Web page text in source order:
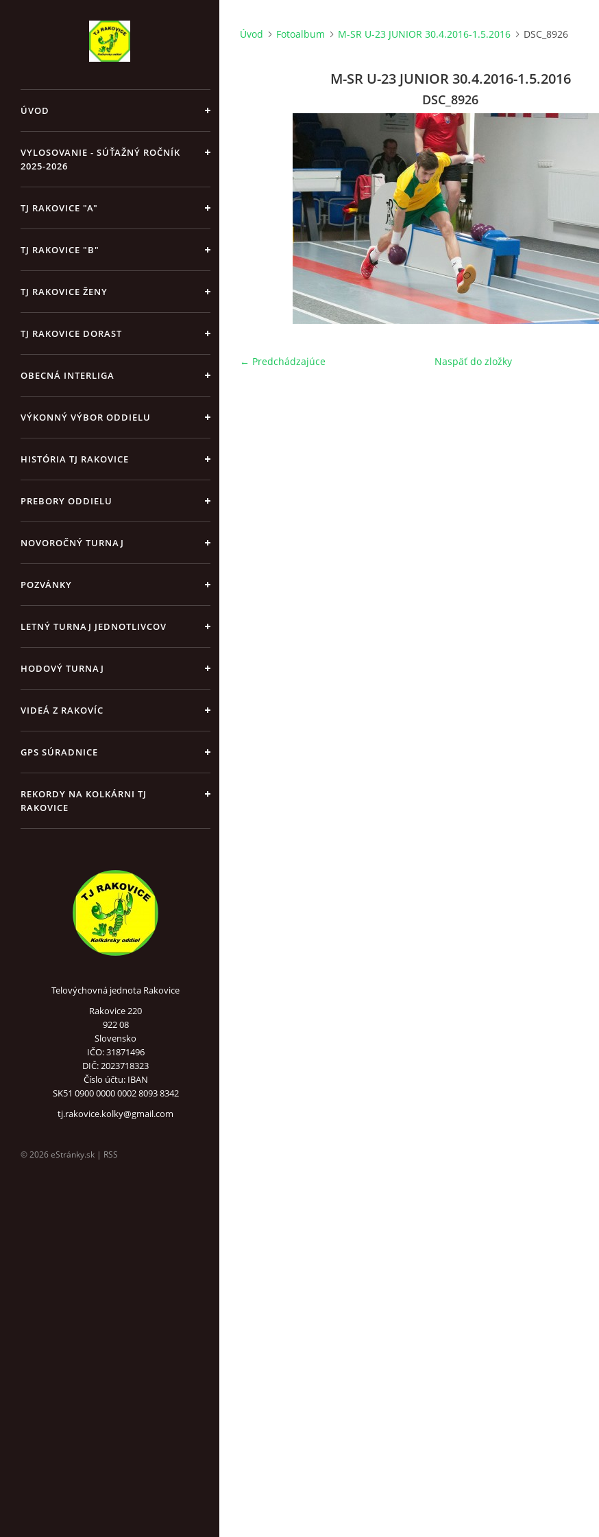
ÚVOD
VYLOSOVANIE - SÚŤAŽNÝ ROČNÍK
2025-2026
TJ RAKOVICE "A"
TJ RAKOVICE "B"
TJ RAKOVICE ŽENY
TJ RAKOVICE DORAST
OBECNÁ INTERLIGA
VÝKONNÝ VÝBOR ODDIELU
HISTÓRIA TJ RAKOVICE
PREBORY ODDIELU
NOVOROČNÝ TURNAJ
POZVÁNKY
LETNÝ TURNAJ JEDNOTLIVCOV
HODOVÝ TURNAJ
VIDEÁ Z RAKOVÍC
GPS SÚRADNICE
REKORDY NA KOLKÁRNI TJ
RAKOVICE
Telovýchovná jednota Rakovice
Rakovice 220
922 08
Slovensko
IČO: 31871496
DIČ: 2023718323
Číslo účtu: IBAN
SK51 0900 0000 0002 8093 8342
tj.rakovice.kolky@gmail.com
© 2026 eStránky.sk | RSS
Úvod Fotoalbum M-SR U-23 JUNIOR 30.4.2016-1.5.2016 DSC_8926
M-SR U-23 JUNIOR 30.4.2016-1.5.2016
DSC_8926
← Predchádzajúce Naspäť do zložky